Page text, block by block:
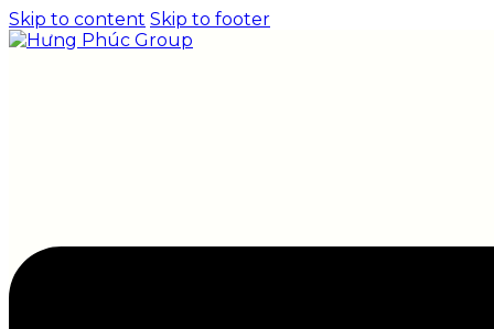
Skip to content Skip to footer